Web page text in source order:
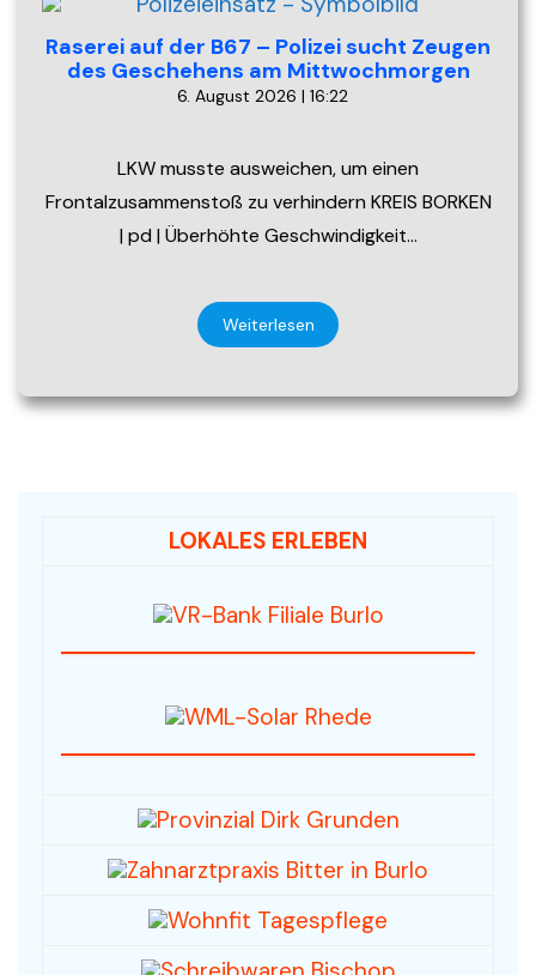
Raserei auf der B67 – Polizei sucht Zeugen
des Geschehens am Mittwochmorgen
6. August 2026 | 16:22
LKW musste ausweichen, um einen
Frontalzusammenstoß zu verhindern KREIS BORKEN
| pd | Überhöhte Geschwindigkeit…
Weiterlesen
LOKALES ERLEBEN